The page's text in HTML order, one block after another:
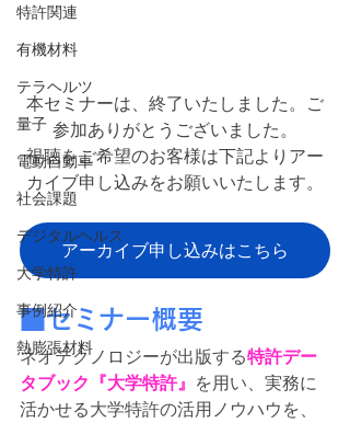
特許関連
有機材料
テラヘルツ
量子
電動自動車
社会課題
デジタルヘルス
大学特許
事例紹介
熱膨張材料
本セミナーは、終了いたしました。ご
参加ありがとうございました。
視聴をご希望のお客様は下記よりアー
カイブ申し込みをお願いいたします。
アーカイブ申し込みはこちら
■セミナー概要
ネオテクノロジーが出版する特許デー
タブック『大学特許』
を用い、実務に
活かせる大学特許の活用ノウハウを、